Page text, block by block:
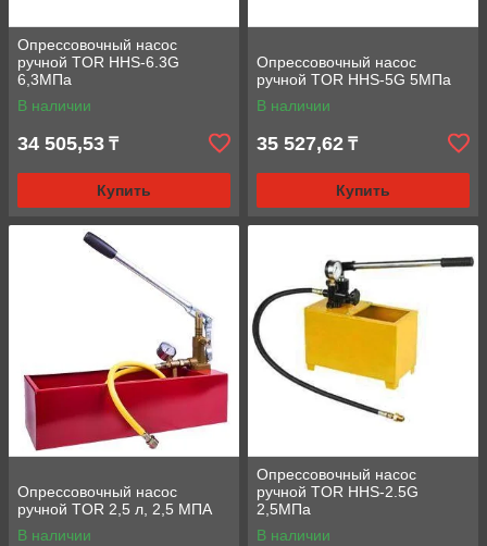
Опрессовочный насос
ручной TOR HHS-6.3G
6,3МПа
В наличии
34 505,53 ₸
Купить
Опрессовочный насос
ручной TOR HHS-5G 5МПа
В наличии
35 527,62 ₸
Купить
Опрессовочный насос
ручной TOR 2,5 л, 2,5 МПА
В наличии
Опрессовочный насос
ручной TOR HHS-2.5G
2,5МПа
В наличии